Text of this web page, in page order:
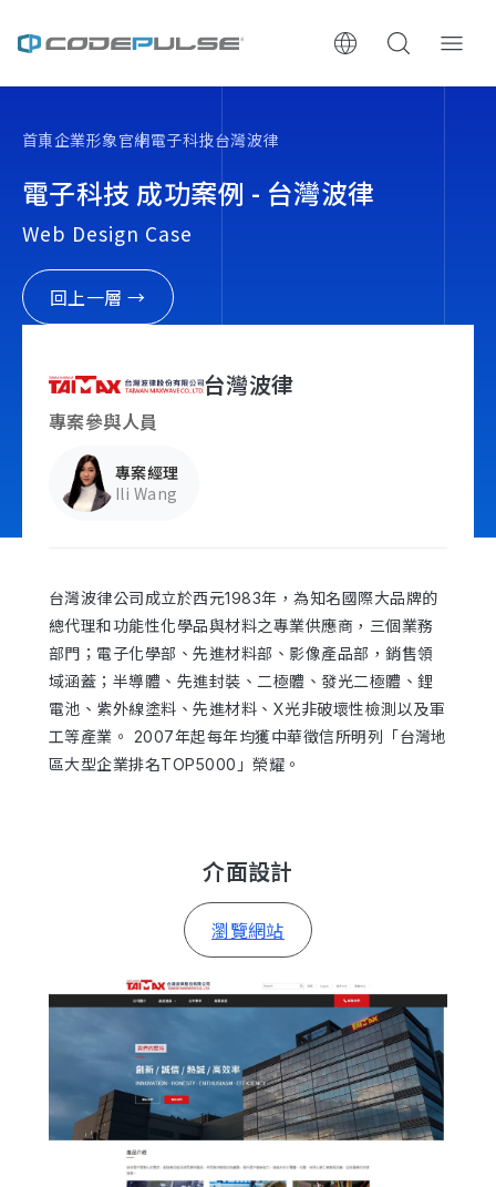
服務與費用
架設流程
執行報告 / 策略解析
數位成長與技術專欄
立即諮詢
首頁企業形象官網電子科技台灣波律
電子科技 成功案例 - 台灣波律
Web Design Case
回上一層 →
台灣波律
專案參與人員
專案經理
Ili Wang
台灣波律公司成立於西元1983年，為知名國際大品牌的
總代理和功能性化學品與材料之專業供應商，三個業務
部門；電子化學部、先進材料部、影像產品部，銷售領
域涵蓋；半導體、先進封裝、二極體、發光二極體、鋰
電池、紫外線塗料、先進材料、X光非破壞性檢測以及軍
工等產業。 2007年起每年均獲中華徵信所明列「台灣地
區大型企業排名TOP5000」榮耀。
介面設計
瀏覽網站